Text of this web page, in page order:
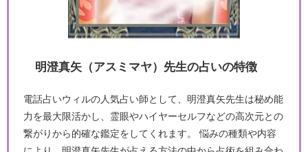
明澄真矢（アスミマヤ）先生の占いの特徴
電話占いウィルの人気占い師として、明澄真矢先生は秘め能
力を最大限活かし、霊眼やハイヤーセルフなどの高次元との
繋がりから的確な鑑定をしてくれます。 悩みの種類や内容